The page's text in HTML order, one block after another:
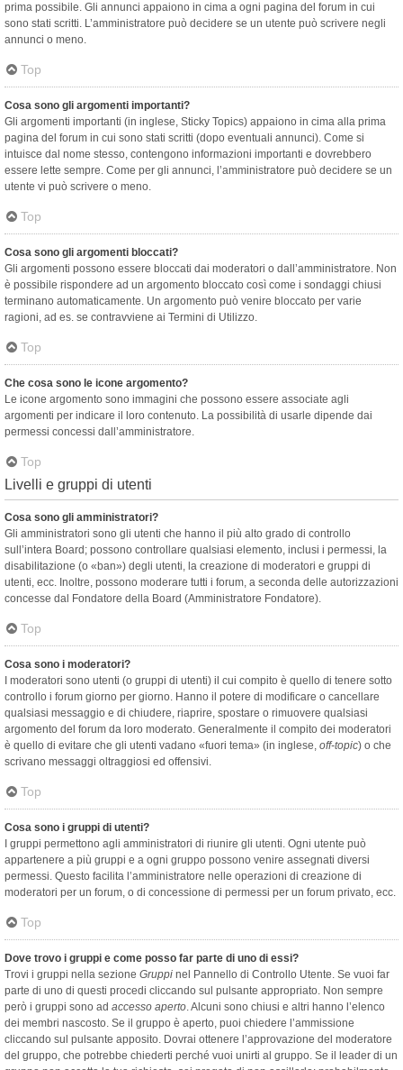
prima possibile. Gli annunci appaiono in cima a ogni pagina del forum in cui
sono stati scritti. L’amministratore può decidere se un utente può scrivere negli
annunci o meno.
Top
Cosa sono gli argomenti importanti?
Gli argomenti importanti (in inglese, Sticky Topics) appaiono in cima alla prima
pagina del forum in cui sono stati scritti (dopo eventuali annunci). Come si
intuisce dal nome stesso, contengono informazioni importanti e dovrebbero
essere lette sempre. Come per gli annunci, l’amministratore può decidere se un
utente vi può scrivere o meno.
Top
Cosa sono gli argomenti bloccati?
Gli argomenti possono essere bloccati dai moderatori o dall’amministratore. Non
è possibile rispondere ad un argomento bloccato così come i sondaggi chiusi
terminano automaticamente. Un argomento può venire bloccato per varie
ragioni, ad es. se contravviene ai Termini di Utilizzo.
Top
Che cosa sono le icone argomento?
Le icone argomento sono immagini che possono essere associate agli
argomenti per indicare il loro contenuto. La possibilità di usarle dipende dai
permessi concessi dall’amministratore.
Top
Livelli e gruppi di utenti
Cosa sono gli amministratori?
Gli amministratori sono gli utenti che hanno il più alto grado di controllo
sull’intera Board; possono controllare qualsiasi elemento, inclusi i permessi, la
disabilitazione (o «ban») degli utenti, la creazione di moderatori e gruppi di
utenti, ecc. Inoltre, possono moderare tutti i forum, a seconda delle autorizzazioni
concesse dal Fondatore della Board (Amministratore Fondatore).
Top
Cosa sono i moderatori?
I moderatori sono utenti (o gruppi di utenti) il cui compito è quello di tenere sotto
controllo i forum giorno per giorno. Hanno il potere di modificare o cancellare
qualsiasi messaggio e di chiudere, riaprire, spostare o rimuovere qualsiasi
argomento del forum da loro moderato. Generalmente il compito dei moderatori
è quello di evitare che gli utenti vadano «fuori tema» (in inglese, off-topic) o che
scrivano messaggi oltraggiosi ed offensivi.
Top
Cosa sono i gruppi di utenti?
I gruppi permettono agli amministratori di riunire gli utenti. Ogni utente può
appartenere a più gruppi e a ogni gruppo possono venire assegnati diversi
permessi. Questo facilita l’amministratore nelle operazioni di creazione di
moderatori per un forum, o di concessione di permessi per un forum privato, ecc.
Top
Dove trovo i gruppi e come posso far parte di uno di essi?
Trovi i gruppi nella sezione Gruppi nel Pannello di Controllo Utente. Se vuoi far
parte di uno di questi procedi cliccando sul pulsante appropriato. Non sempre
però i gruppi sono ad accesso aperto. Alcuni sono chiusi e altri hanno l’elenco
dei membri nascosto. Se il gruppo è aperto, puoi chiedere l’ammissione
cliccando sul pulsante apposito. Dovrai ottenere l’approvazione del moderatore
del gruppo, che potrebbe chiederti perché vuoi unirti al gruppo. Se il leader di un